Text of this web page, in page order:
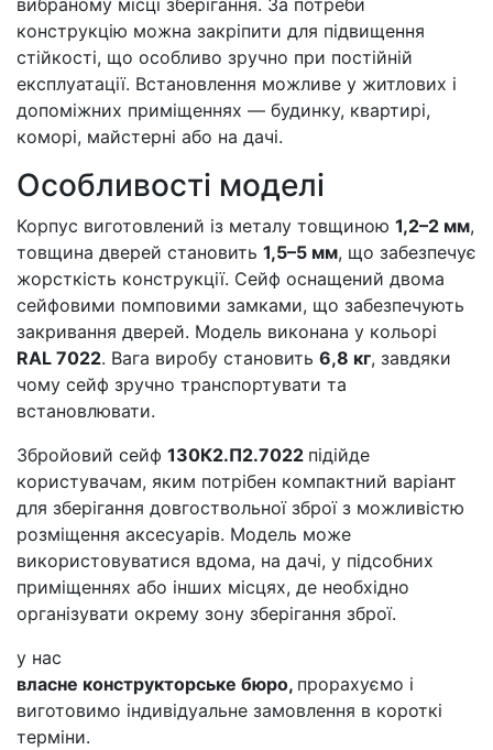
конструкцію можна закріпити для підвищення
стійкості, що особливо зручно при постійній
експлуатації. Встановлення можливе у житлових і
допоміжних приміщеннях — будинку, квартирі,
коморі, майстерні або на дачі.
Особливості моделі
Корпус виготовлений із металу товщиною 1,2–2 мм,
товщина дверей становить 1,5–5 мм, що забезпечує
жорсткість конструкції. Сейф оснащений двома
сейфовими помповими замками, що забезпечують
закривання дверей. Модель виконана у кольорі
RAL 7022. Вага виробу становить 6,8 кг, завдяки
чому сейф зручно транспортувати та
встановлювати.
Збройовий сейф 130К2.П2.7022 підійде
користувачам, яким потрібен компактний варіант
для зберігання довгоствольної зброї з можливістю
розміщення аксесуарів. Модель може
використовуватися вдома, на дачі, у підсобних
приміщеннях або інших місцях, де необхідно
організувати окрему зону зберігання зброї.
у нас
власне конструкторське бюро, прорахуємо і
виготовимо індивідуальне замовлення в короткі
терміни.